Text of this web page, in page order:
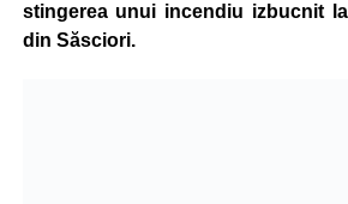
stingerea unui incendiu izbucnit
din Săsciori.